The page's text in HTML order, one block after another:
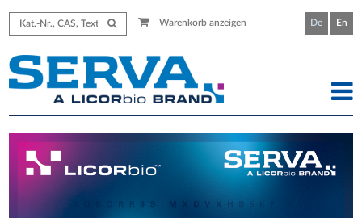
Warenkorb anzeigen De En